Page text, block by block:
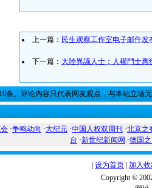
上一篇： 民生观察工作室电子邮件发
下一篇： 大陸異議人士：人權鬥士應
条。评论内容只代表网友观点，与本站立场
·争鸣动向 ·大纪元 ·中国人权双周刊 ·北京之
台 ·新世纪新闻网 ·德国
设为首页 加入
Copyright ©